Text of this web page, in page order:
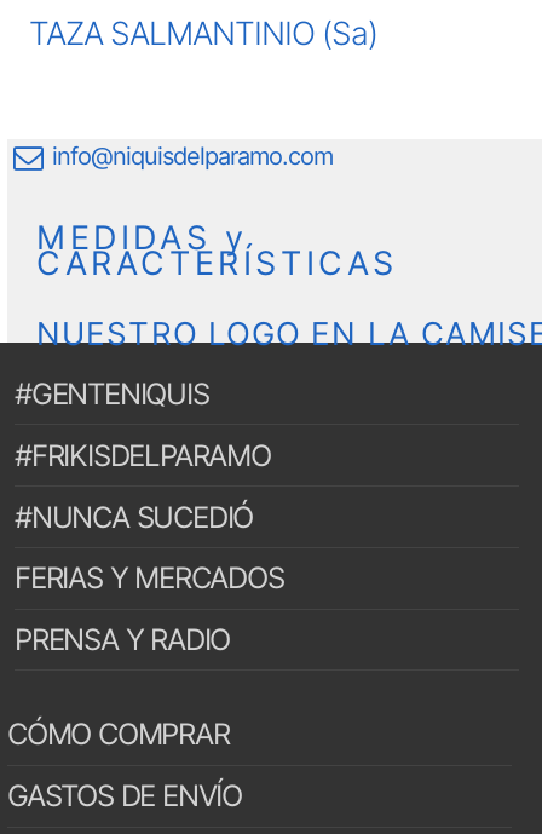
TAZA SALMANTINIO (Sa)
info@niquisdelparamo.com
MEDIDAS y
CARACTERÍSTICAS
NUESTRO LOGO EN LA
#GENTENIQUIS
#FRIKISDELPARAMO
#NUNCA SUCEDIÓ
FERIAS Y MERCADOS
PRENSA Y RADIO
CÓMO COMPRAR
GASTOS DE ENVÍO